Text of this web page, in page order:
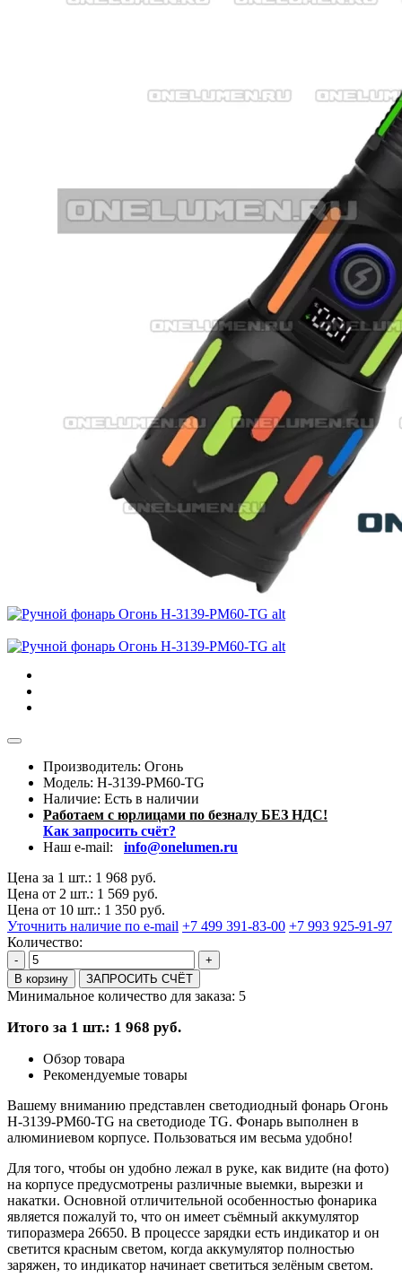
Производитель: Огонь
Модель: H-3139-PM60-TG
Наличие: Есть в наличии
Работаем с юрлицами по безналу БЕЗ НДС!
Как запросить счёт?
Наш e-mail: info@onelumen.ru
Цена за 1 шт.: 1 968 руб.
Цена от 2 шт.: 1 569 руб.
Цена от 10 шт.: 1 350 руб.
Уточнить наличие по e-mail +7 499 391-83-00 +7 993 925-91-97
Количество:
-
+
В корзину
ЗАПРОСИТЬ СЧЁТ
Минимальное количество для заказа: 5
Итого за 1 шт.: 1 968 руб.
Обзор товара
Рекомендуемые товары
Вашему вниманию представлен светодиодный фонарь Огонь
H-3139-PM60-TG на светодиоде TG. Фонарь выполнен в
алюминиевом корпусе. Пользоваться им весьма удобно!
Для того, чтобы он удобно лежал в руке, как видите (на фото)
на корпусе предусмотрены различные выемки, вырезки и
накатки. Основной отличительной особенностью фонарика
является пожалуй то, что он имеет съёмный аккумулятор
типоразмера 26650. В процессе зарядки есть индикатор и он
светится красным светом, когда аккумулятор полностью
заряжен, то индикатор начинает светиться зелёным светом.